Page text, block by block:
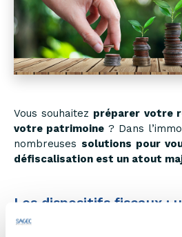
Vous souhaitez préparer votre
votre patrimoine ? Dans
nombreuses solutions pour
défiscalisation est un atout
Les dispositifs fiscaux :
pour investir dans le neuf